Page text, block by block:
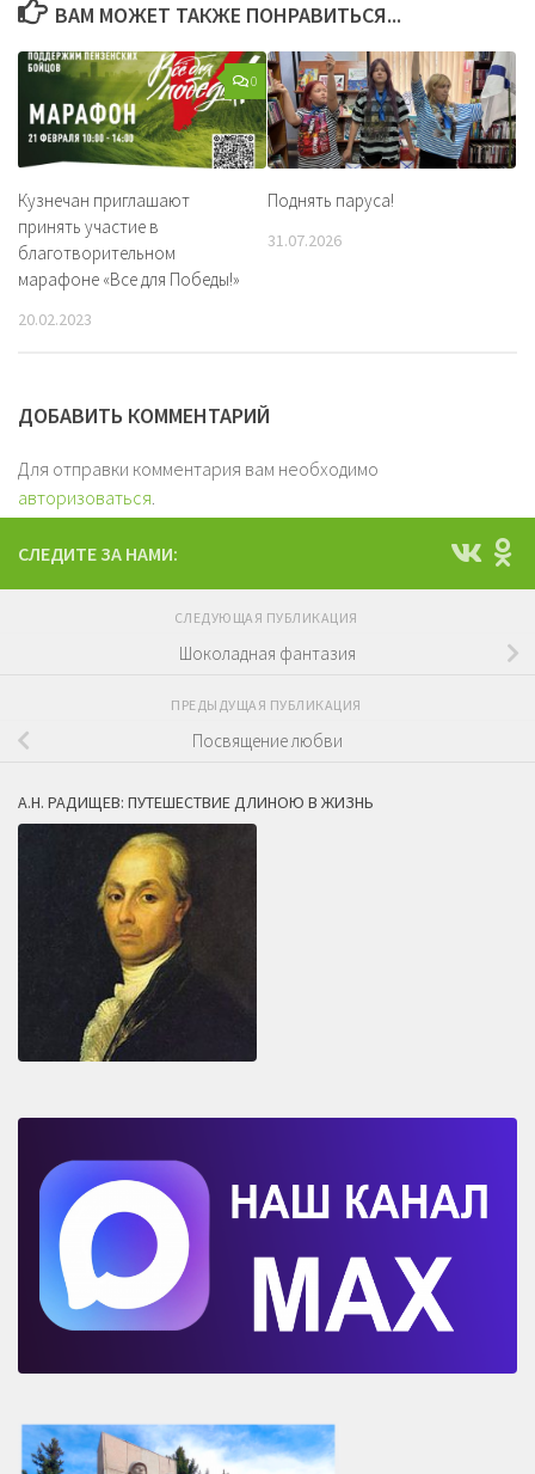
ВАМ МОЖЕТ ТАКЖЕ ПОНРАВИТЬСЯ...
0
Кузнечан приглашают
принять участие в
благотворительном
марафоне «Все для Победы!»
20.02.2023
Поднять паруса!
31.07.2026
ДОБАВИТЬ КОММЕНТАРИЙ
Для отправки комментария вам необходимо
авторизоваться
СЛЕДИТЕ ЗА НАМИ:
СЛЕДУЮЩАЯ ПУБЛИКАЦИЯ
Шоколадная фантазия
ПРЕДЫДУЩАЯ ПУБЛИКАЦИЯ
Посвящение любви
А.Н. РАДИЩЕВ: ПУТЕШЕСТВИЕ ДЛИНОЮ В ЖИЗНЬ